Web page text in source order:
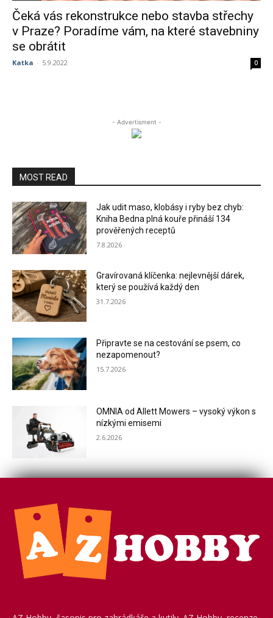
Čeká vás rekonstrukce nebo stavba střechy
v Praze? Poradíme vám, na které stavebniny
se obrátit
Katka - 5.9.2022 0
- Advertisment -
MOST READ
Jak udit maso, klobásy i ryby bez chyb:
Kniha Bedna plná kouře přináší 134
prověřených receptů
7.8.2026
Gravírovaná klíčenka: nejlevnější dárek,
který se používá každý den
31.7.2026
Připravte se na cestování se psem, co
nezapomenout?
15.7.2026
OMNIA od Allett Mowers – vysoký výkon s
nízkými emisemi
2.6.2026